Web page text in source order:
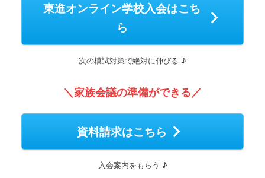
東進オンライン学校入会はこち
ら
次の模試対策で絶対に伸びる ♪
＼家族会議の準備ができる／
資料請求はこちら
入会案内をもらう ♪